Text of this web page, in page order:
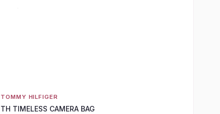
TOMMY HILFIGER
TH TIMELESS CAMERA BAG